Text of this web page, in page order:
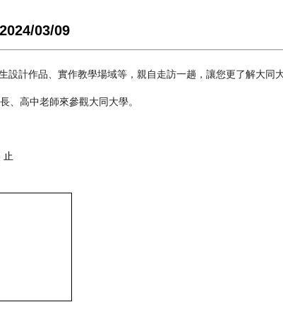
03/09
設計作品、 實作教學場域等，親自走訪一趟， 讓您更了解大同
、 高中老師來參觀大同大學。
止